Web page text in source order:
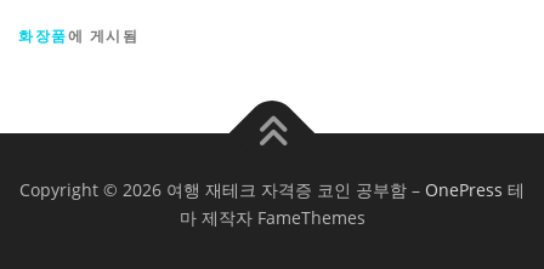
화장품에 게시됨
Copyright © 2026 여행 재테크 자격증 코인 공부함 – OnePress 테
마 제작자 FameThemes